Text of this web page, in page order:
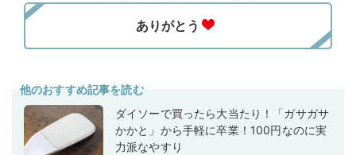
他のおすすめ記事を読む
ダイソーで買ったら大当たり！「ガサガサ
かかと」から手軽に卒業！100円なのに実
力派なやすり